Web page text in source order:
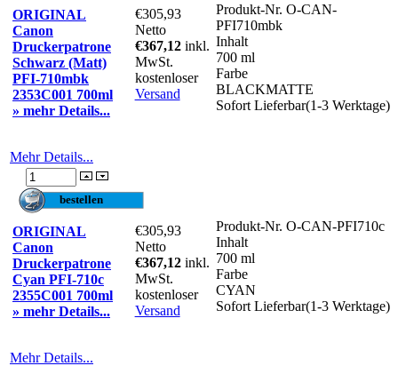
ORIGINAL
Canon
Druckerpatrone
Schwarz (Matt)
PFI-710mbk
2353C001 700ml
» mehr Details...
€305,93
Netto
€367,12 inkl.
MwSt.
kostenloser
Versand
Produkt-Nr. O-CAN-
PFI710mbk
Inhalt
700 ml
Farbe
BLACKMATTE
Sofort Lieferbar(1-3 Werktage)
Mehr Details...
ORIGINAL
Canon
Druckerpatrone
Cyan PFI-710c
2355C001 700ml
» mehr Details...
€305,93
Netto
€367,12 inkl.
MwSt.
kostenloser
Versand
Produkt-Nr. O-CAN-PFI710c
Inhalt
700 ml
Farbe
CYAN
Sofort Lieferbar(1-3 Werktage)
Mehr Details...